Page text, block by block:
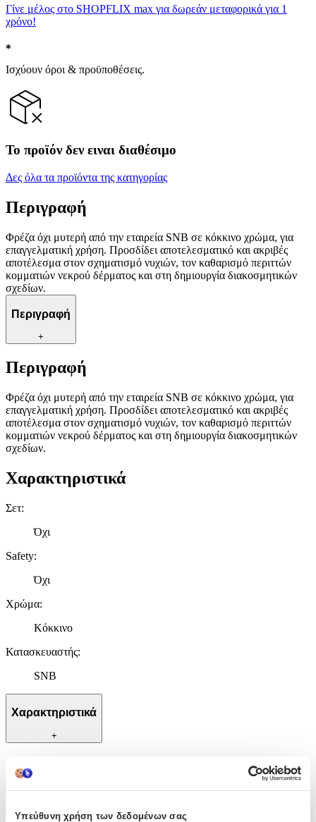
Υπεύθυνη χρήση των δεδομένων σας
Γίνε μέλος στο SHOPFLIX max για δωρεάν μεταφορικά για 1
χρόνο!
Ισχύουν όροι & προϋποθέσεις.
Το προϊόν δεν ειναι διαθέσιμο
Δες όλα τα προϊόντα της κατηγορίας
Περιγραφή
Φρέζα όχι μυτερή από την εταιρεία SNB σε κόκκινο χρώμα, για
επαγγελματική χρήση. Προσδίδει αποτελεσματικό και ακριβές
αποτέλεσμα στον σχηματισμό νυχιών, τον καθαρισμό περιττών
κομματιών νεκρού δέρματος και στη δημιουργία διακοσμητικών
σχεδίων.
Περιγραφή
+
Περιγραφή
Φρέζα όχι μυτερή από την εταιρεία SNB σε κόκκινο χρώμα, για
επαγγελματική χρήση. Προσδίδει αποτελεσματικό και ακριβές
αποτέλεσμα στον σχηματισμό νυχιών, τον καθαρισμό περιττών
κομματιών νεκρού δέρματος και στη δημιουργία διακοσμητικών
σχεδίων.
Χαρακτηριστικά
Σετ:
Όχι
Safety:
Όχι
Χρώμα:
Κόκκινο
Κατασκευαστής:
SNB
Χαρακτηριστικά
+
Χαρακτηριστικά